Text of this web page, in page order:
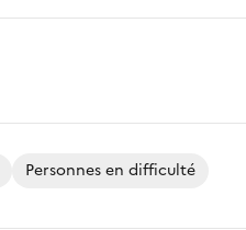
Personnes en difficulté